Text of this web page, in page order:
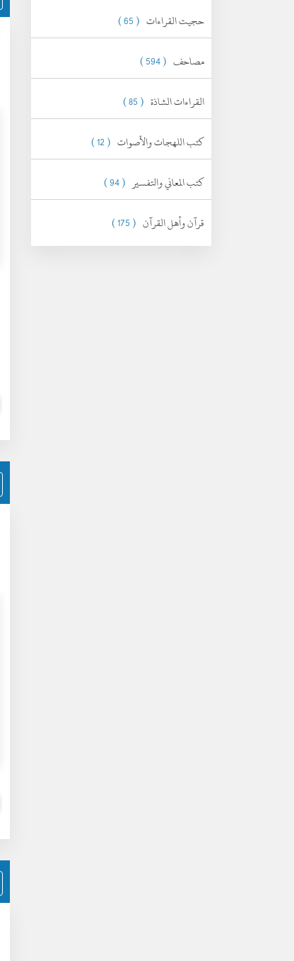
حجيت القراءات ( 65 )
مصاحف ( 594 )
القراءات الشاذة ( 85 )
كتب اللهجات والأصوات ( 12 )
كتب المعاني والتفسير ( 94 )
قرآن وأهل القرآن ( 175 )